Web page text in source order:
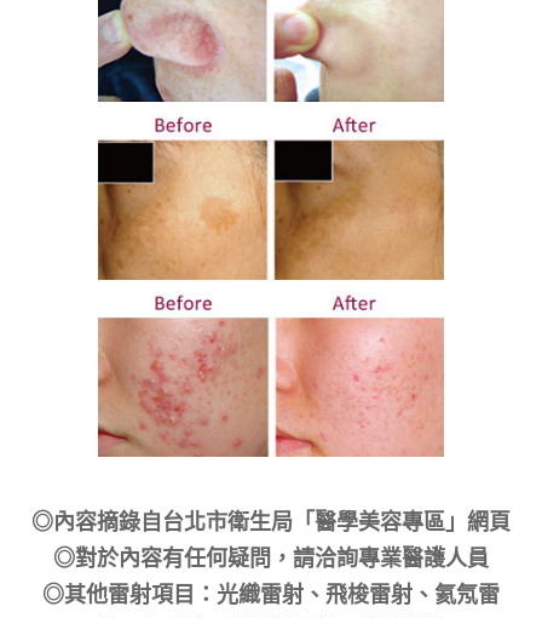
◎內容摘錄自台北市衛生局「醫學美容專區」網頁
◎對於內容有任何疑問，請洽詢專業醫護人員
◎其他雷射項目：光織雷射、飛梭雷射、氦氖雷